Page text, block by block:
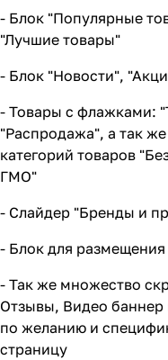
- Блок "Популярные
"Лучшие товары"
- Блок "Новости",
- Товары с флажками:
"Распродажа", а так
категорий товаров
ГМО"
- Слайдер "Бренды и
- Блок для
- Так же множество
Отзывы, Видео
по желанию и
страницу